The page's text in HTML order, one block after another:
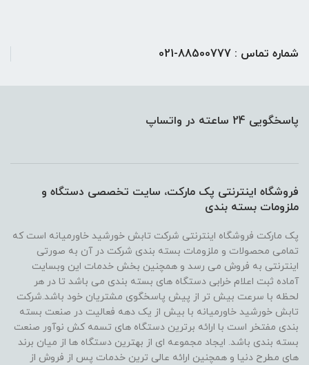
شماره تماس : 88500777-021
پاسخگویی 24 ساعته در واتساپ
فروشگاه اینترنتی پک مارکت، سایت تخصصی دستگاه و
ملزومات بسته بندی
پک مارکت فروشگاه اینترنتی شرکت تابش خورشید خاورمیانه است که
تمامی محصولات و ملزومات بسته بندی شرکت در آن به صورتی
اینترنتی به فروش می رسد و همچنین بخش خدمات این وبسایت
آماده ثبت اعلام خرابی دستگاه های بسته بندی می باشد تا در هر
لحظه با سرعت بیش تر از پیش پاسخگوی مشتریان خود باشد.شرکت
تابش خورشید خاورمیانه با بیش از یک دهه فعالیت در صنعت بسته
بندی مفتخر است با ارائه برترین دستگاه های تسمه کش نوآور صنعت
بسته بندی باشد. ایجاد مجموعه ای از بهترین دستگاه ها از میان برند
های مطرح دنیا و همچنین ارائه عالی ترین خدمات پس از فروش از